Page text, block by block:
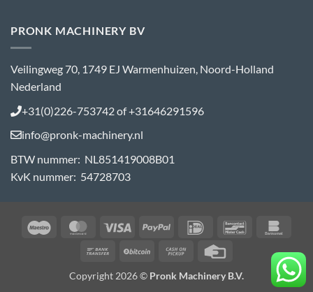
PRONK MACHINERY BV
Veilingweg 70, 1749 EJ Warmenhuizen, Noord-Holland
Nederland
+31(0)226-753742 of +31646291596
info@pronk-machinery.nl
BTW nummer: NL851419008B01
KvK nummer: 54728703
Maestro MasterCardVisa PayPal IDeal Bancontact
Bank
BitCoin
Cash
Pickup
Copyright 2026 © Pronk Machinery B.V.